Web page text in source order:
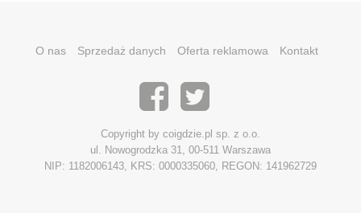
O nas Sprzedaż danych Oferta reklamowa Kontakt
Copyright by coigdzie.pl sp. z o.o.
ul. Nowogrodzka 31, 00-511 Warszawa
NIP: 1182006143, KRS: 0000335060, REGON: 141962729